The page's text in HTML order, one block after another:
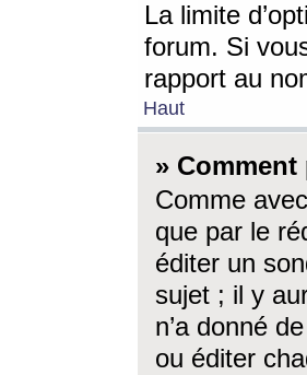
La limite
forum. Si
rapport au
Haut
»
Comme
que par le
éditer un
sujet ; il y
n’a donné
ou éditer